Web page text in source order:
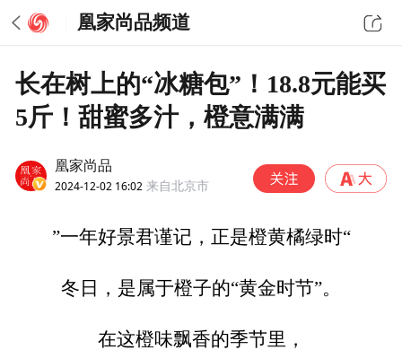
凰家尚品频道
长在树上的“冰糖包”！18.8元能买
5斤！甜蜜多汁，橙意满满
凰家尚品
2024-12-02 16:02 来自北京市
”一年好景君谨记，正是橙黄橘绿时“
冬日，是属于橙子的“黄金时节”。
在这橙味飘香的季节里，